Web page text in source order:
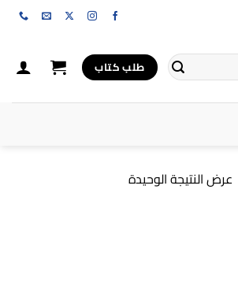
طلب كتاب
عرض النتيجة الوحيدة